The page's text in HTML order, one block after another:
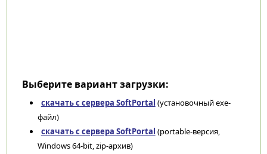
Выберите вариант загрузки:
скачать с сервера SoftPortal (установочный exe-
файл)
скачать с сервера SoftPortal (portable-версия,
Windows 64-bit, zip-архив)